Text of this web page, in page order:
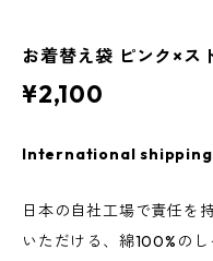
お着替え袋 ピンク×
¥2,100
International
日本の自社工場で責任を
いただける、綿100%の